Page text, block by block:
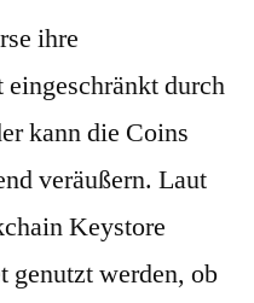
ihre
durch
kann die Coins
veräußern. Laut
Keystore
genutzt werden, ob